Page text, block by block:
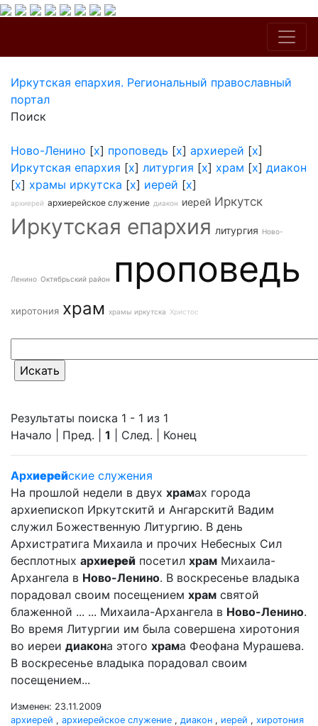
Иркутская епархия. Региональный православный
портал
Поиск
Ново-Ленино [x] проповедь [x] архиерей [x]
Иркутская епархия [x] литургия [x] храм [x] диакон
[x] храмы иркутска [x] иерей [x]
архиерей архиерейское служение диакон иерей Иркутск
Иркутская епархия литургия Ново-
Ленино Октябрьский район проповедь
хиротония храм храмы иркутска Христос
Результаты поиска 1 - 1 из 1
Начало | Пред. | 1 | След. | Конец
Архиерейские служения
На прошлой недели в двух храмах города
архиепископ Иркутскитй и Ангарскитй Вадим
служил Божественную Литургию. В день
Архистратига Михаила и прочих Небесных Сил
бесплотных архиерей посетил храм Михаила-
Архангела в Ново-Ленино. В воскресенье владыка
порадовал своим посещением храм святой
блаженной ... ... Михаила-Архангела в Ново-Ленино.
Во время Литургии им была совершена хиротония
во иереи диакона этого храма Феофана Мурашева.
В воскресенье владыка порадовал своим
посещением...
Изменен: 23.11.2009
архиерей , архиерейское служение , диакон , иерей , хиротония